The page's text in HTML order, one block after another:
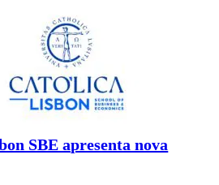
SBE apresenta nova